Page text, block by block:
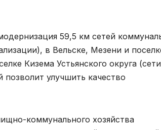
59,5 км сетей
в Вельске, Мезени и
Кизема Устьянского округа (сети
улучшить качество
коммунального хозяйства